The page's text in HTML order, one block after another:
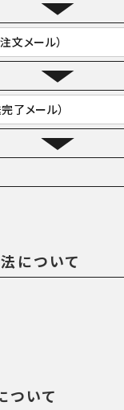
注文メール）
完了メール）
について
ついて